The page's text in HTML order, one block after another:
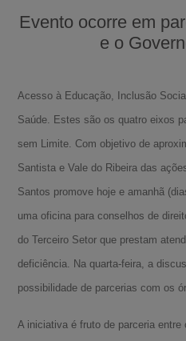
Evento ocorre em
e o
Acesso à Educação, Inclusão
Saúde. Estes são os quatro eixos
sem Limite. Com objetivo de
Santista e Vale do Ribeira das
Santos promove hoje e amanhã
uma oficina para conselhos de
do Terceiro Setor que prestam
deficiência. Na quarta-feira, a
possibilidade de parcerias com os
A iniciativa é fruto de parceria